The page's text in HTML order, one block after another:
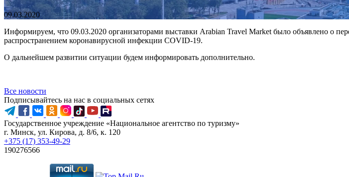
09.03.2020
Информируем, что 09.03.2020 организаторами выставки Arabian Travel Market было объявлено о
распространением коронавирусной инфекции COVID-19.
О дальнейшем развитии ситуации будем информировать дополнительно.
Все новости
Подписывайтесь на нас в социальных сетях
Государственное учреждение «Национальное агентство по туризму»
г. Минск, ул. Кирова, д. 8/6, к. 120
+375 (17) 353-49-29
190276566